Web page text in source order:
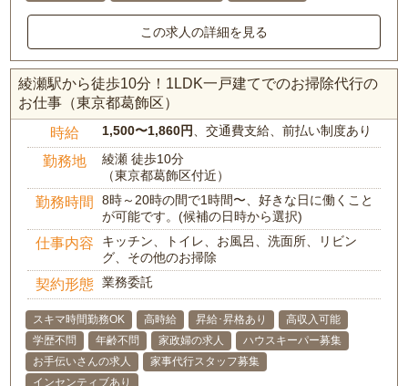
この求人の詳細を見る
綾瀬駅から徒歩10分！1LDK一戸建てでのお掃除代行の
お仕事（東京都葛飾区）
時給 1,500〜1,860円、交通費支給、前払い制度あり
勤務地
綾瀬 徒歩10分
（東京都葛飾区付近）
勤務時間
8時～20時の間で1時間〜、好きな日に働くこと
が可能です。(候補の日時から選択)
仕事内容
キッチン、トイレ、お風呂、洗面所、リビン
グ、その他のお掃除
契約形態 業務委託
スキマ時間勤務OK 高時給 昇給･昇格あり
高収入可能
学歴不問
年齢不問 家政婦の求人
ハウスキーパー募集
お手伝いさんの求人
家事代行スタッフ募集
インセンティブあり